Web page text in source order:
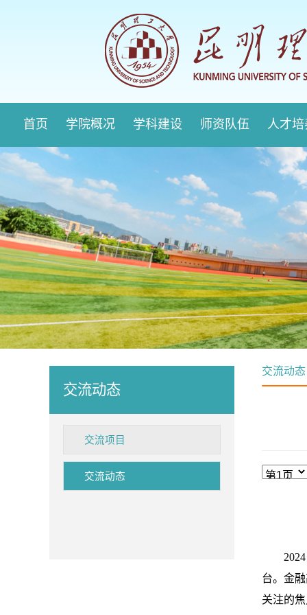
首页 学院概况 学科建设 师资队伍 人才培
交流动态
交流项目
交流动态
交流动态
2024
台。 金
关注的